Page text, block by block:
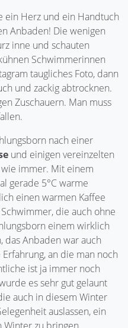
ein Herz und ein Handtuch
Anbaden! Die wenigen
inne und schauten
Schwimmerinnen
taugliches Foto, dann
und zackig abtrocknen.
Zuschauern. Man muss
nach einer
und einigen vereinzelten
immer. Mit einem
gerade 5°C warme
einen warmen Kaffee
die auch ohne
einem wirklich
das Anbaden war auch
an die man noch
ist ja immer noch
es sehr gut gelaunt
auch in diesem Winter
auslassen, ein
Winter zu bringen.